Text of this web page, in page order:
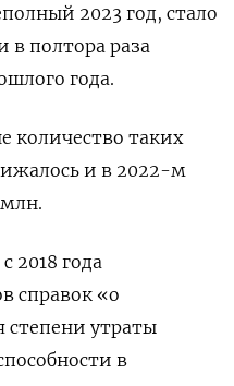
2023 год, стало
в полтора раза
года.
количество таких
и в 2022-м
млн.
2018 года
справок «о
степени утраты
в